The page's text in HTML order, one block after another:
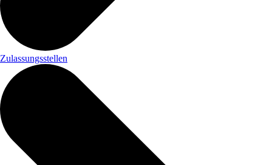
Zulassungsstellen